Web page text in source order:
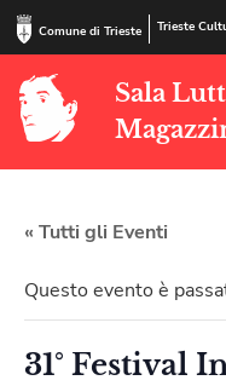
Comune di Trieste Trieste
Sala
« Tutti gli Eventi
Questo evento è
31° Festival